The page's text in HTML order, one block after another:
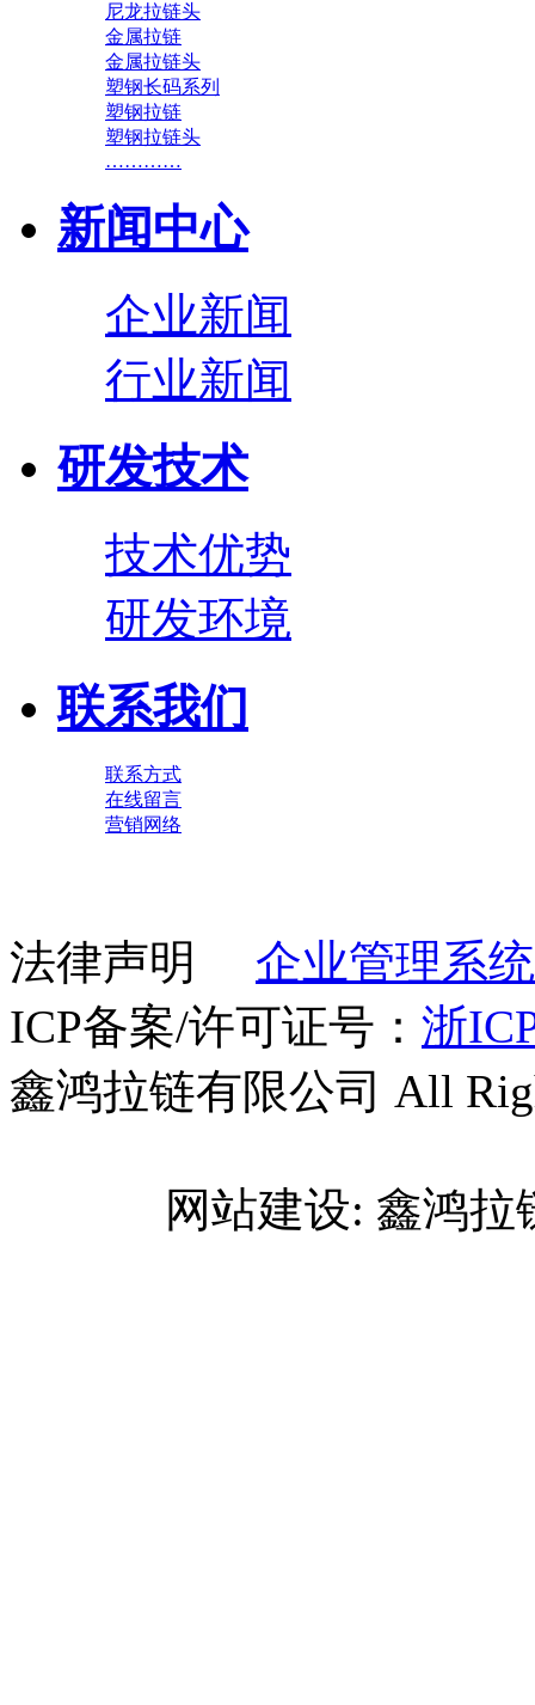
尼龙拉链头
金属拉链
金属拉链头
塑钢长码系列
塑钢拉链
塑钢拉链头
…………
新闻中心
企业新闻
行业新闻
研发技术
技术优势
研发环境
联系我们
联系方式
在线留言
营销网络
法律声明 企业管理系
ICP备案/许可证号： 浙
鑫鸿拉链有限公司 All
网站建设: 鑫鸿拉